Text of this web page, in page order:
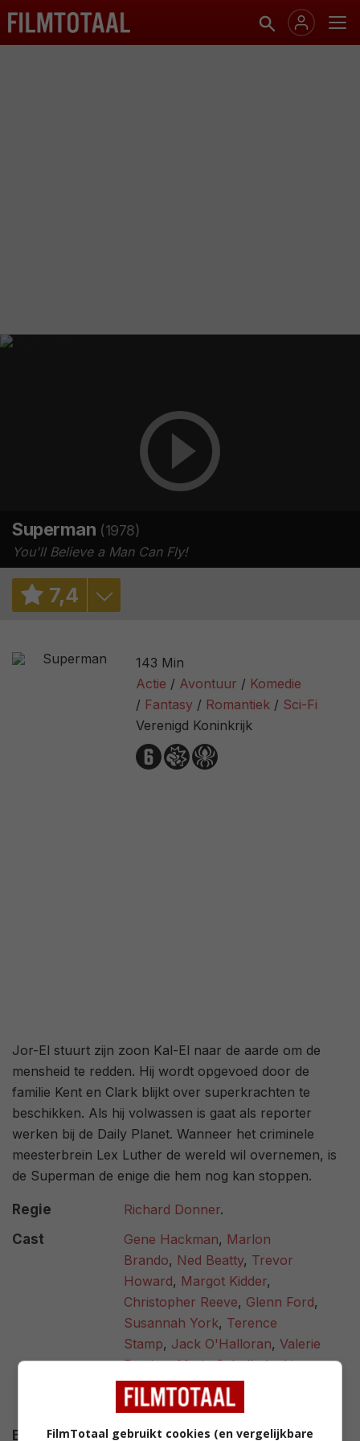
Superman (1978)
You'll Believe a Man Can Fly!
7,4
7,4/ 195738
93% / 76
3,1/ 1035
143 Min
Actie
Avontuur
Komedie
Fantasy
Romantiek
Sci-Fi
Verenigd Koninkrijk
Jor-El stuurt zijn zoon Kal-El naar de aarde om de
mensheid te redden. Hij wordt opgevoed door de
familie Kent en Clark blijkt over superkrachten te
beschikken. Als hij volwassen is gaat als reporter
werken bij de Daily Planet. Wanneer het criminele
meesterbrein Lex Luther de wereld wil overnemen, is
de Superman de enige die hem nog kan stoppen.
Regie Richard Donner.
Cast
Gene Hackman, Marlon
Brando, Ned Beatty, Trevor
Howard, Margot Kidder,
Christopher Reeve, Glenn Ford,
Susannah York, Terence
Stamp, Jack O'Halloran,Valerie
Perrine,Maria Schell,Jackie
Cooper,Phyllis Thaxter
East.
Budget
$ 55.000.000
FilmTotaal gebruikt cookies (en vergelijkbare